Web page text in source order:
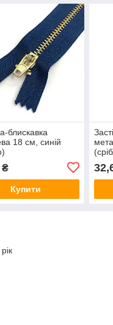
блискавка
18 см, синій
Купити